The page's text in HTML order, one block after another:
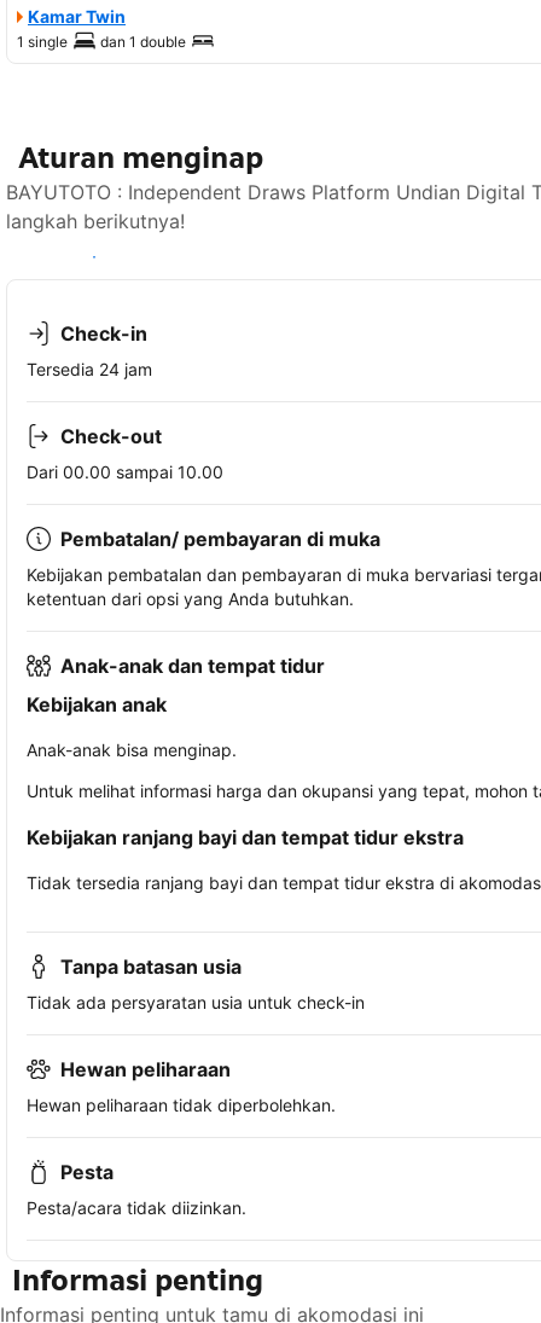
Kamar Twin
1 single dan 1 double
Aturan menginap
BAYUTOTO : Independent Draws Platform Undian
langkah berikutnya!
Lihat ketersediaan
Check-in
Tersedia 24 jam
Check-out
Dari 00.00 sampai 10.00
Pembatalan/ pembayaran di muka
Kebijakan pembatalan dan pembayaran di muka bervariasi
ketentuan dari opsi yang Anda butuhkan.
Anak-anak dan tempat tidur
Kebijakan anak
Anak-anak bisa menginap.
Untuk melihat informasi harga dan okupansi yang tepat,
Kebijakan ranjang bayi dan tempat tidur ekstra
Tidak tersedia ranjang bayi dan tempat tidur ekstra di
Tanpa batasan usia
Tidak ada persyaratan usia untuk check-in
Hewan peliharaan
Hewan peliharaan tidak diperbolehkan.
Pesta
Pesta/acara tidak diizinkan.
Informasi penting
Informasi penting untuk tamu di akomodasi ini